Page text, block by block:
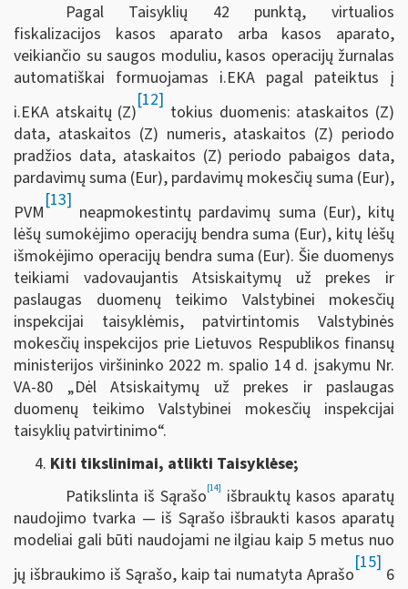
Pagal Taisyklių 42 punktą, virtualios
fiskalizacijos kasos aparato arba kasos aparato,
veikiančio su saugos moduliu, kasos operacijų žurnalas
automatiškai formuojamas i.EKA pagal pateiktus į
i.EKA atskaitų (Z)
[12]
tokius duomenis: ataskaitos (Z)
data, ataskaitos (Z) numeris, ataskaitos (Z) periodo
pradžios data, ataskaitos (Z) periodo pabaigos data,
pardavimų suma (Eur), pardavimų mokesčių suma (Eur),
PVM
[13]
neapmokestintų pardavimų suma (Eur), kitų
lėšų sumokėjimo operacijų bendra suma (Eur), kitų lėšų
išmokėjimo operacijų bendra suma (Eur). Šie duomenys
teikiami vadovaujantis Atsiskaitymų už prekes ir
paslaugas duomenų teikimo Valstybinei mokesčių
inspekcijai taisyklėmis, patvirtintomis Valstybinės
mokesčių inspekcijos prie Lietuvos Respublikos finansų
ministerijos viršininko 2022 m. spalio 14 d. įsakymu Nr.
VA-80 „Dėl Atsiskaitymų už prekes ir paslaugas
duomenų teikimo Valstybinei mokesčių inspekcijai
taisyklių patvirtinimo“.
Kiti tikslinimai, atlikti Taisyklėse;
Patikslinta iš Sąrašo[14] išbrauktų kasos aparatų
naudojimo tvarka — iš Sąrašo išbraukti kasos aparatų
modeliai gali būti naudojami ne ilgiau kaip 5 metus nuo
jų išbraukimo iš Sąrašo, kaip tai numatyta Aprašo
[15]
6